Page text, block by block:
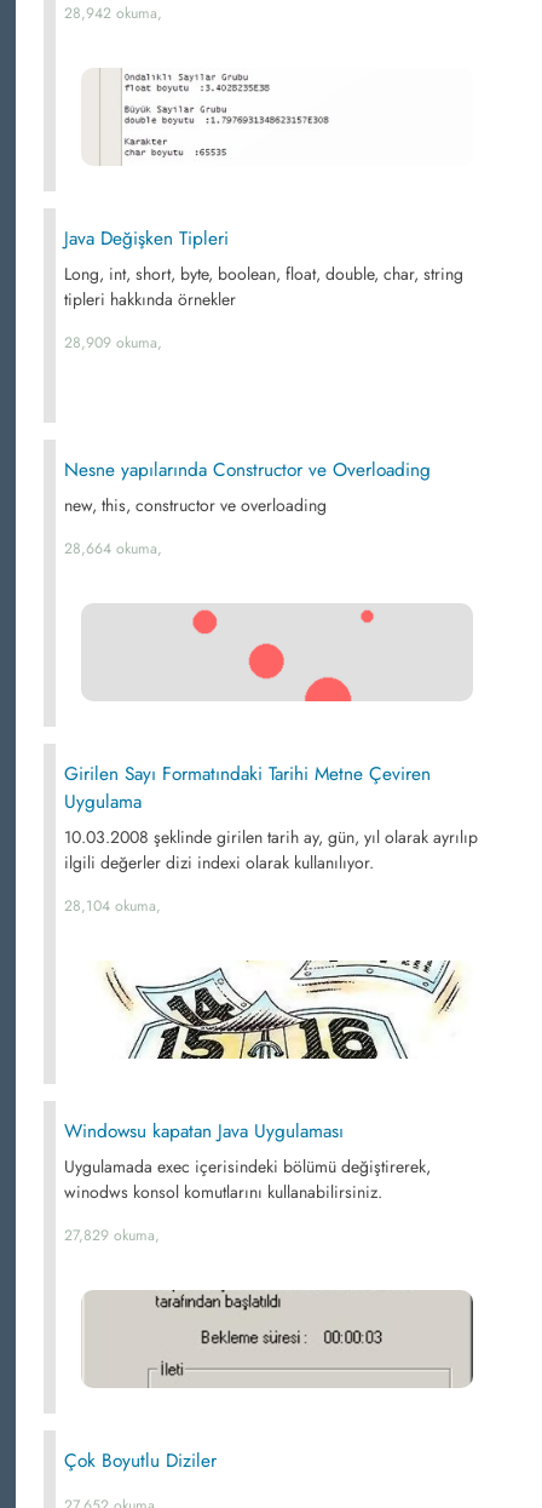
28,942 okuma,
Java Değişken Tipleri
Long, int, short, byte, boolean, float, double, char, string
tipleri hakkında örnekler
28,909 okuma,
Nesne yapılarında Constructor ve Overloading
new, this, constructor ve overloading
28,664 okuma,
Girilen Sayı Formatındaki Tarihi Metne Çeviren
Uygulama
10.03.2008 şeklinde girilen tarih ay, gün, yıl olarak ayrılıp
ilgili değerler dizi indexi olarak kullanılıyor.
28,104 okuma,
Windowsu kapatan Java Uygulaması
Uygulamada exec içerisindeki bölümü değiştirerek,
winodws konsol komutlarını kullanabilirsiniz.
27,829 okuma,
Çok Boyutlu Diziler